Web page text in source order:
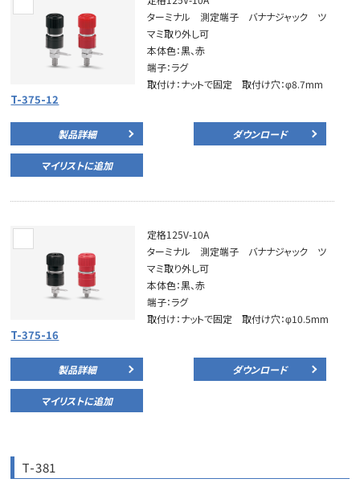
T-375-12
ターミナル 測定端子 バナナジャック ツ
マミ取り外し可
本体色：黒、赤
端子：ラグ
取付け：ナットで固定 取付け穴：φ8.7mm
製品詳細 ダウンロード
マイリストに追加
T-375-16
定格125V-10A
ターミナル 測定端子 バナナジャック ツ
マミ取り外し可
本体色：黒、赤
端子：ラグ
取付け：ナットで固定 取付け穴：φ10.5mm
製品詳細 ダウンロード
マイリストに追加
T-381